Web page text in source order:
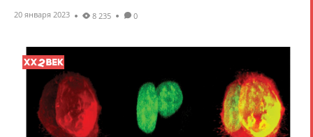
20 января 2023 8 235 0